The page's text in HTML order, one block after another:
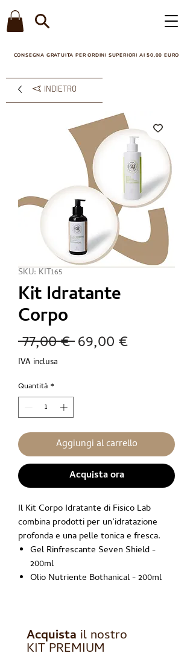
CONSEGNA GRATUITA PER ORDINI SUPERIORI AI 50,00 EURO​
SKU: KIT165
Kit Idratante
Corpo
77,00 € Prezzo
69,00 €
IVA inclusa
Quantità *
Aggiungi al carrello
Acquista ora
Il Kit Corpo Idratante di Fisico Lab
combina prodotti per un’idratazione
profonda e una pelle tonica e fresca.
Gel Rinfrescante Seven Shield -
200ml
Olio Nutriente Bothanical - 200ml
INDIETRO
Acquista il nostro
KIT PREMIUM